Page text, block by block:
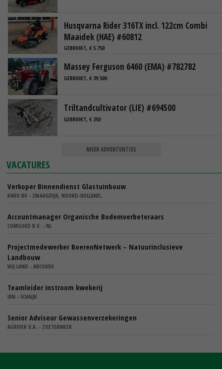
Husqvarna Rider 316TX incl. 122cm Combi
Maaidek (HAE) #60812
GEBRUIKT, € 5.750
Massey Ferguson 6460 (EMA) #782782
GEBRUIKT, € 39.500
Triltandcultivator (LIE) #694500
GEBRUIKT, € 250
MEER ADVERTENTIES
VACATURES
Verkoper Binnendienst Glastuinbouw
KARO BV - ZWAAGDIJK, NOORD-HOLLAND,
Accountmanager Organische Bodemverbeteraars
COMGOED B.V. - NL
Projectmedewerker BoerenNetwerk – Natuurinclusieve
Landbouw
WIJ.LAND - ABCOUDE
Teamleider instroom kwekerij
IBN - SCHAIJK
Senior Adviseur Gewassenverzekeringen
AGRIVER U.A. - ZOETERMEER